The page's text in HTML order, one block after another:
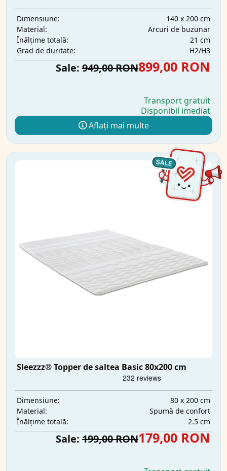
Dimensiune:
140 x 200 cm
Material:
Arcuri de buzunar
Înălțime totală:
21 cm
Grad de duritate:
H2/H3
Sale: 949,00 RON899,00 RON
Transport gratuit
Disponibil imediat
Aflați mai multe
Sleezzz® Topper de saltea Basic 80x200 cm
Dimensiune:
80 x 200 cm
Material:
Spumă de confort
Înălțime totală:
2.5 cm
Sale: 199,00 RON179,00 RON